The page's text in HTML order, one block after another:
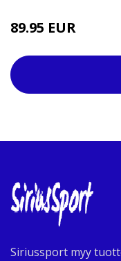
89.95 EUR
Siriussport myy